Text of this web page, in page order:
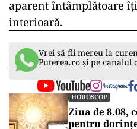
aparent întâmplătoare
interioară.
Vrei să fii mereu la
Puterea.ro și pe canalul
HOROSCOP
Ziua de 8.08,
pentru